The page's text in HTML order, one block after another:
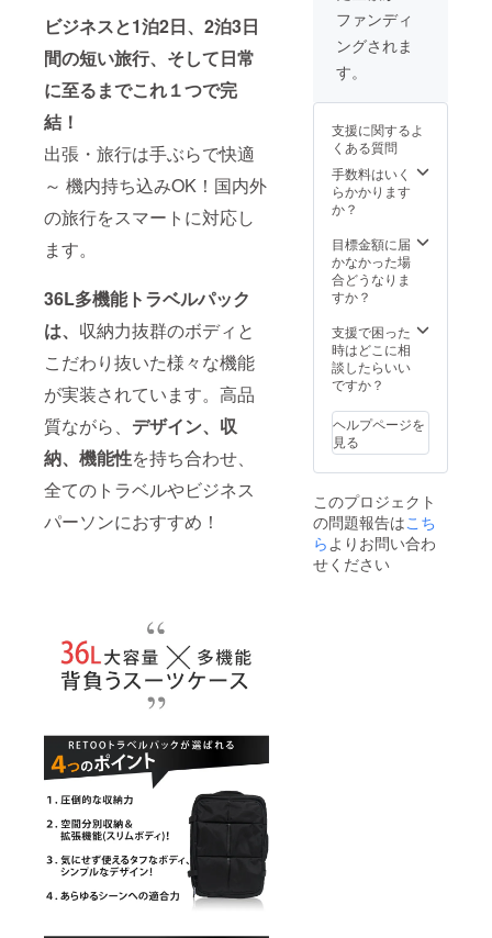
ビジネスと1泊2日、2泊3日
間の短い旅行、そして日常
に至るまでこれ１つで完
結！
出張・旅行は手ぶらで快適
～ 機内持ち込みOK！国内外
の旅行をスマートに対応し
ます。
36L多機能トラベルパック
は、 収納力抜群のボディと
こだわり抜いた様々な機能
が実装されています。高品
質ながら、 デザイン、収
納、機能性を持ち合わせ、
全てのトラベルやビジネス
パーソンにおすすめ！
より出
荷時期
が遅れ
ます。
ン・仕
様は変
更にな
ざいま
了承く
ださ
い。 ※
ご注文
状況、
材の供
給状
況、製
造工程
合等に
より出
荷時期
が遅れ
があり
ます。
ファンディ
ングされま
す。
支援に関するよ
くある質問
手数料はいく
らかかります
か？
目標金額に届
かなかった場
合どうなりま
すか？
支援で困った
時はどこに相
談したらいい
ですか？
ヘルプページを
見る
このプロジェクト
の問題報告はこち
ら よりお問い合わ
せください